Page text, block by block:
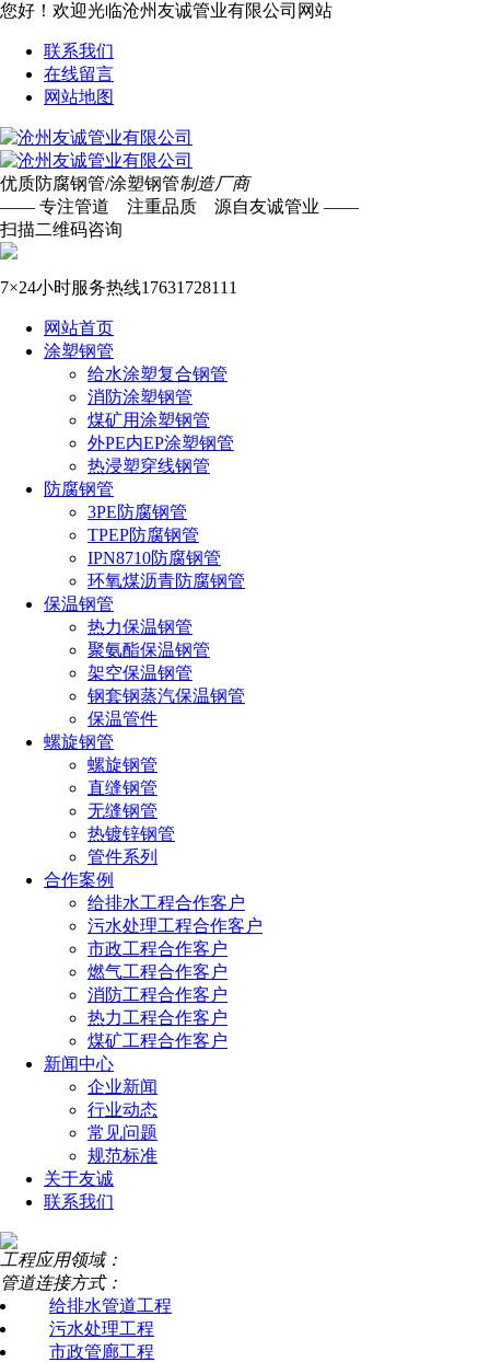
您好！欢迎光临沧州友诚管业有限公司网站
联系我们
在线留言
网站地图
优质防腐钢管/涂塑钢管制造厂商
—— 专注管道 注重品质 源自友诚管业 ——
扫描二维码咨询
7×24小时服务热线17631728111
网站首页
涂塑钢管
给水涂塑复合钢管
消防涂塑钢管
煤矿用涂塑钢管
外PE内EP涂塑钢管
热浸塑穿线钢管
防腐钢管
3PE防腐钢管
TPEP防腐钢管
IPN8710防腐钢管
环氧煤沥青防腐钢管
保温钢管
热力保温钢管
聚氨酯保温钢管
架空保温钢管
钢套钢蒸汽保温钢管
保温管件
螺旋钢管
螺旋钢管
直缝钢管
无缝钢管
热镀锌钢管
管件系列
合作案例
给排水工程合作客户
污水处理工程合作客户
市政工程合作客户
燃气工程合作客户
消防工程合作客户
热力工程合作客户
煤矿工程合作客户
新闻中心
企业新闻
行业动态
常见问题
规范标准
关于友诚
联系我们
工程应用领域：
管道连接方式：
给排水管道工程
污水处理工程
市政管廊工程